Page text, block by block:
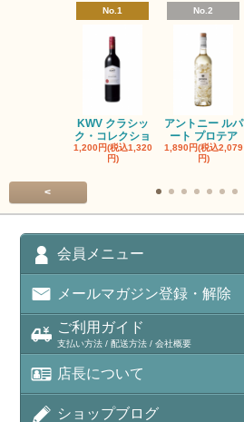
No.1
KWV クラシッ
ク・コレクショ
1,200円(税込1,320
円)
No.2
アントニー ルパ
ート プロテア
1,890円(税込2,079
円)
<
会員メニュー
メールマガジン登録・解除
ご利用ガイド
支払い方法 / 配送方法 / 会社概要
店長について
ショップブログ